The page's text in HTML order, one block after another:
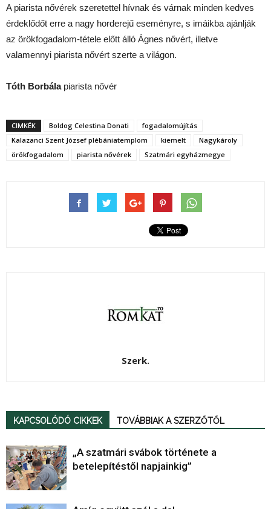
A piarista nővérek szeretettel hívnak és várnak minden kedves
érdeklődőt erre a nagy horderejű eseményre, s imáikba ajánlják
az örökfogadalom-tétele előtt álló Ágnes nővért, illetve
valamennyi piarista nővért szerte a világon.
Tóth Borbálapiarista nővér
CIMKÉK Boldog Celestina Donati
fogadalomújítás
Kalazanci Szent József plébániatemplom
kiemelt
Nagykároly
örökfogadalom
piarista nővérek Szatmári egyházmegye
Szerk.
KAPCSOLÓDÓ CIKKEK TOVÁBBIAK A SZERZŐTŐL
„A szatmári svábok története a
betelepítéstől napjainkig”